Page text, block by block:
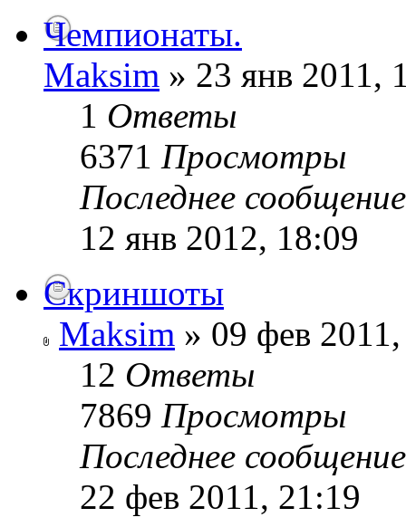
Чемпионаты.
Maksim » 23 янв 2011,
1 Ответы
6371 Просмотры
Последнее
12 янв 2012, 18:09
Скриншоты
Maksim » 09 фев
12 Ответы
7869 Просмотры
Последнее
22 фев 2011, 21:19